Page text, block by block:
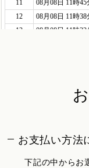
お支払い方法
下記の中からお